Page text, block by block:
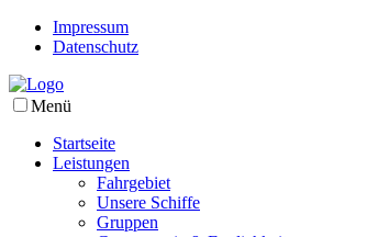
Impressum
Datenschutz
Menü
Startseite
Leistungen
Fahrgebiet
Unsere Schiffe
Gruppen